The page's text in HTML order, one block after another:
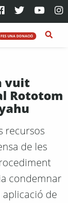
FES UNA DONACIÓ
vuit
Rototom
recursos
de les
condemnar
de